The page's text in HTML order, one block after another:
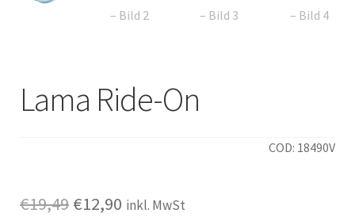
Lama Ride-On
COD: 18490V
€19,49 Ursprünglicher
€12,90 Aktueller
inkl. MwSt